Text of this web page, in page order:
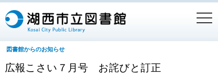
図書館からのお知らせ
広報こさい７月号 お詫びと訂正